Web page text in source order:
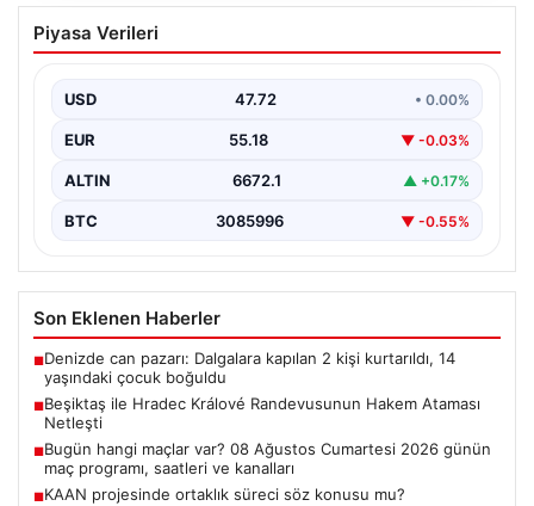
Beşiktaş ile Hradec Králové
Randevusunun Hakem Ataması Netleşti
oynayacağı rövanş maçında görev yapacak hakem
kadrosu…
Piyasa Verileri
USD 47.72 • 0.00%
EUR 55.18 ▼ -0.03%
ALTIN 6672.1 ▲ +0.17%
BTC 3085996 ▼ -0.55%
Son Eklenen Haberler
■Denizde can pazarı: Dalgalara kapılan 2 kişi kurtarıldı, 14
yaşındaki çocuk boğuldu
■Beşiktaş ile Hradec Králové Randevusunun Hakem Ataması
Netleşti
■Bugün hangi maçlar var? 08 Ağustos Cumartesi 2026 günün
maç programı, saatleri ve kanalları
■KAAN projesinde ortaklık süreci söz konusu mu?